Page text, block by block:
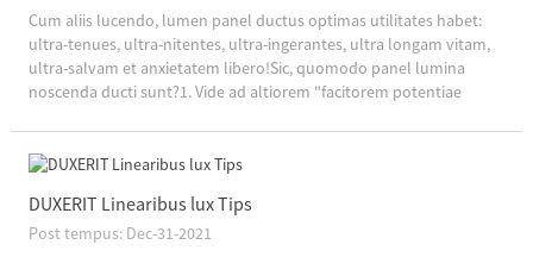
Cum aliis lucendo, lumen panel ductus optimas utilitates habet:
ultra-tenues, ultra-nitentes, ultra-ingerantes, ultra longam vitam,
ultra-salvam et anxietatem libero!Sic, quomodo panel lumina
noscenda ducti sunt?1. Vide ad altiorem "facitorem potentiae
DUXERIT Linearibus lux Tips
Post tempus: Dec-31-2021